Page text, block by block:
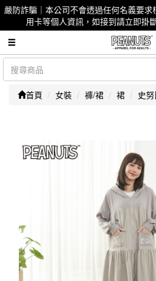
嚴防詐騙｜本公司不會透過任何名義要
用卡等個人資訊，如接到請立即掛
首頁 女裝 褲/裙 裙 史